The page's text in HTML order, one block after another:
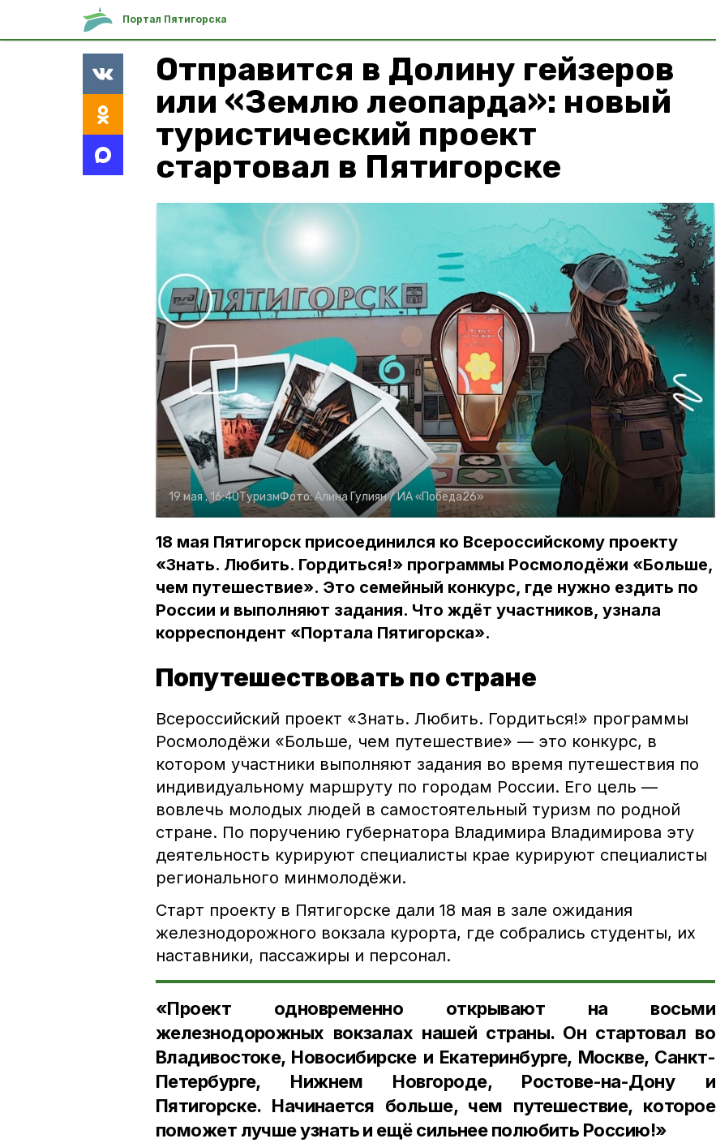
Портал Пятигорска
Отправится в Долину гейзеров
или «Землю леопарда»: новый
туристический проект
стартовал в Пятигорске
19 мая , 16:40ТуризмФото:Алина Гулиян /ИА «Победа26»
18 мая Пятигорск присоединился ко Всероссийскому проекту
«Знать. Любить. Гордиться!» программы Росмолодёжи «Больше,
чем путешествие». Это семейный конкурс, где нужно ездить по
России и выполняют задания. Что ждёт участников, узнала
корреспондент «Портала Пятигорска».
Попутешествовать по стране
Всероссийский проект «Знать. Любить. Гордиться!» программы
Росмолодёжи «Больше, чем путешествие» — это конкурс, в
котором участники выполняют задания во время путешествия по
индивидуальному маршруту по городам России. Его цель —
вовлечь молодых людей в самостоятельный туризм по родной
стране. По поручению губернатора Владимира Владимирова эту
деятельность курируют специалисты крае курируют специалисты
регионального минмолодёжи.
Старт проекту в Пятигорске дали 18 мая в зале ожидания
железнодорожного вокзала курорта, где собрались студенты, их
наставники, пассажиры и персонал.
«Проект одновременно открывают на восьми
железнодорожных вокзалах нашей страны. Он стартовал во
Владивостоке, Новосибирске и Екатеринбурге, Москве, Санкт-
Петербурге, Нижнем Новгороде, Ростове-на-Дону и
Пятигорске. Начинается больше, чем путешествие, которое
поможет лучше узнать и ещё сильнее полюбить Россию!»